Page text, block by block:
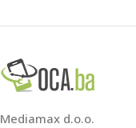
Mediamax d.o.o.